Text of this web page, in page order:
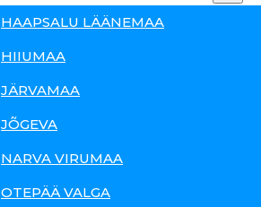
HAAPSALU LÄÄNEMAA
HIIUMAA
JÄRVAMAA
JÕGEVA
NARVA VIRUMAA
OTEPÄÄ VALGA